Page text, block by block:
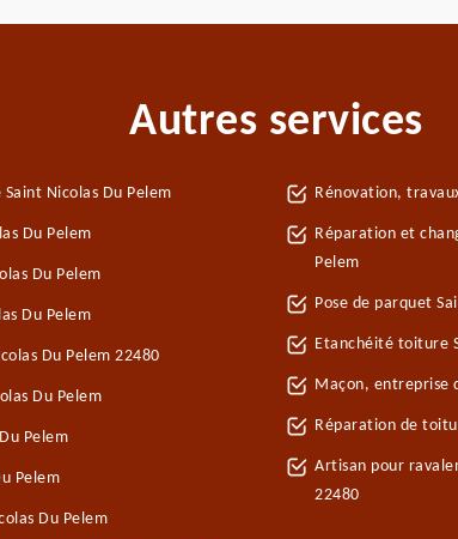
Autres services
Nicolas Du Pelem
Du Pelem
Du Pelem
Du Pelem
Du Pelem 22480
Du Pelem
Pelem
Pelem
Du Pelem
Rénovation,
Réparation et
Pelem
Pose de parquet
Etanchéité toiture
Maçon, entreprise
Réparation de
Artisan pour
22480